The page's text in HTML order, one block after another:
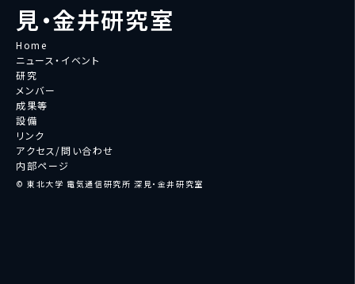
見・金井研究室
Home
ニュース・イベント
研究
メンバー
成果等
設備
リンク
アクセス/問い合わせ
内部ページ
© 東北大学 電気通信研究所 深見・金井研究室